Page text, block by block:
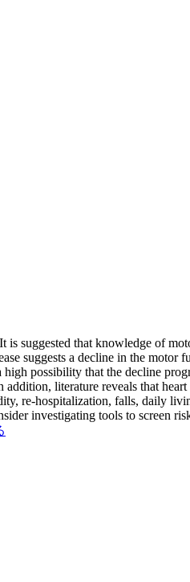
is suggested that knowledge of
suggests a decline in the motor
possibility that the decline
literature reveals that
re-hospitalization, falls, daily
investigating tools to screen